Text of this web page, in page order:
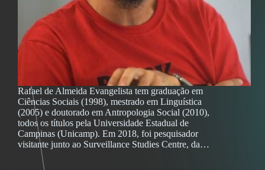
Rafael de Almeida Evangelista tem graduação em
Ciências Sociais (1998), mestrado em Linguística
(2005) e doutorado em Antropologia Social (2010),
todos os títulos pela Universidade Estadual de
Campinas (Unicamp). Em 2018, foi pesquisador
visitante junto ao Surveillance Studies Centre, da…